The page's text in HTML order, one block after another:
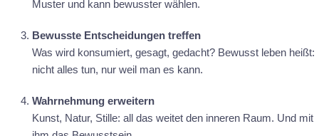
Muster und kann bewusster wählen.
Bewusste Entscheidungen treffen
Was wird konsumiert, gesagt, gedacht? Bewusst leben heißt:
nicht alles tun, nur weil man es kann.
Wahrnehmung erweitern
Kunst, Natur, Stille: all das weitet den inneren Raum. Und mit